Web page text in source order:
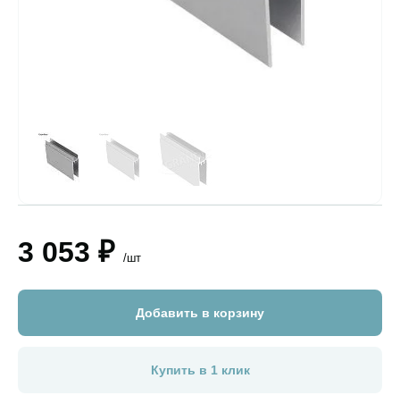
3 053 ₽ /шт
Добавить в корзину
Купить в 1 клик